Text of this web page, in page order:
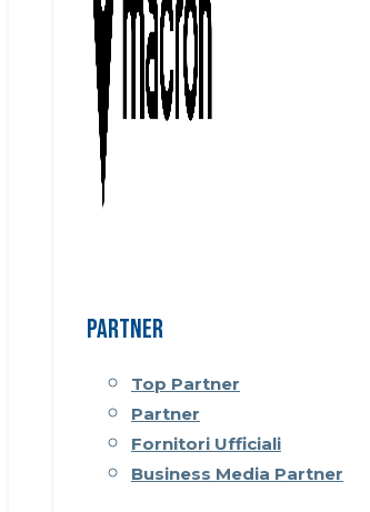
Partner
Top Partner
Partner
Fornitori Ufficiali
Business Media Partner